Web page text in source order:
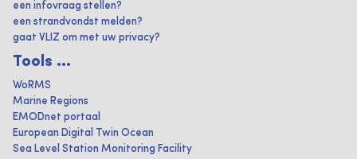
een infovraag stellen?
een strandvondst melden?
gaat VLIZ om met uw privacy?
Tools ...
WoRMS
Marine Regions
EMODnet portaal
European Digital Twin Ocean
Sea Level Station Monitoring Facility